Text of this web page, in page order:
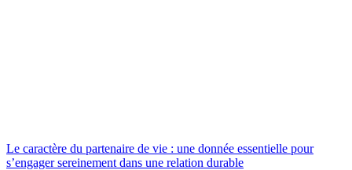
Le caractère du partenaire de vie : une donnée essentielle pour
s’engager sereinement dans une relation durable